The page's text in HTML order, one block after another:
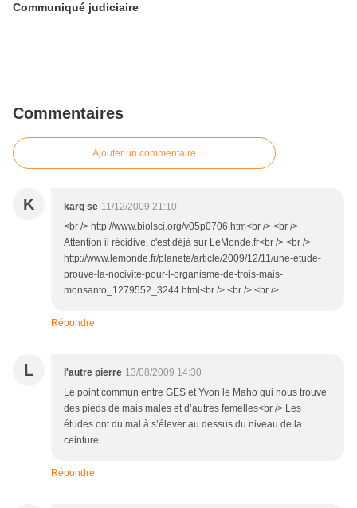
Communiqué judiciaire
Commentaires
Ajouter un commentaire
K karg se 11/12/2009 21:10
<br /> http://www.biolsci.org/v05p0706.htm<br /> <br />
Attention il récidive, c'est déjà sur LeMonde.fr<br /> <br />
http://www.lemonde.fr/planete/article/2009/12/11/une-etude-
prouve-la-nocivite-pour-l-organisme-de-trois-mais-
monsanto_1279552_3244.html<br /> <br /> <br />
Répondre
L l'autre pierre 13/08/2009 14:30
Le point commun entre GES et Yvon le Maho qui nous trouve
des pieds de mais males et d’autres femelles<br /> Les
études ont du mal à s’élever au dessus du niveau de la
ceinture.
Répondre